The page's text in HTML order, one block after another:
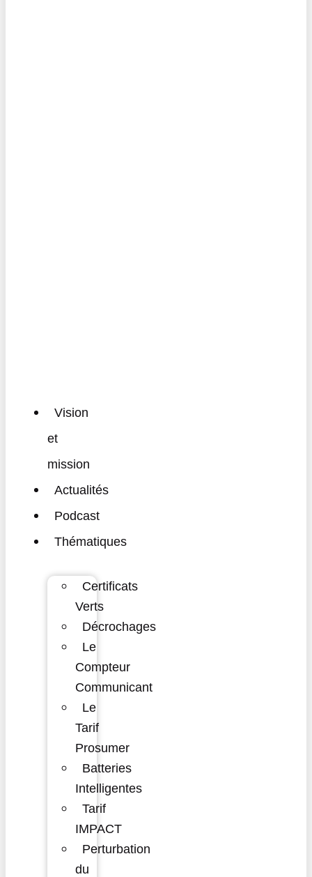
Vision
et
mission
Actualités
Podcast
Thématiques
Certificats
Verts
Décrochages
Le
Compteur
Communicant
Le
Tarif
Prosumer
Batteries
Intelligentes
Tarif
IMPACT
Perturbation
du